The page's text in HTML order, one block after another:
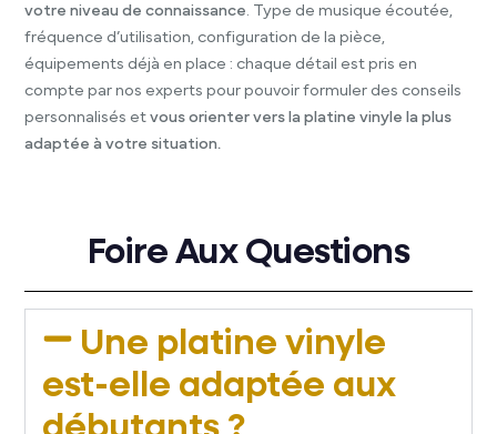
votre niveau de connaissance . Type de musique écoutée,
fréquence d’utilisation, configuration de la pièce,
équipements déjà en place : chaque détail est pris en
compte par nos experts pour pouvoir formuler des conseils
personnalisés etvous orienter vers la platine vinyle la plus
adaptée à votre situation.
Foire Aux Questions
Une platine vinyle
est-elle adaptée aux